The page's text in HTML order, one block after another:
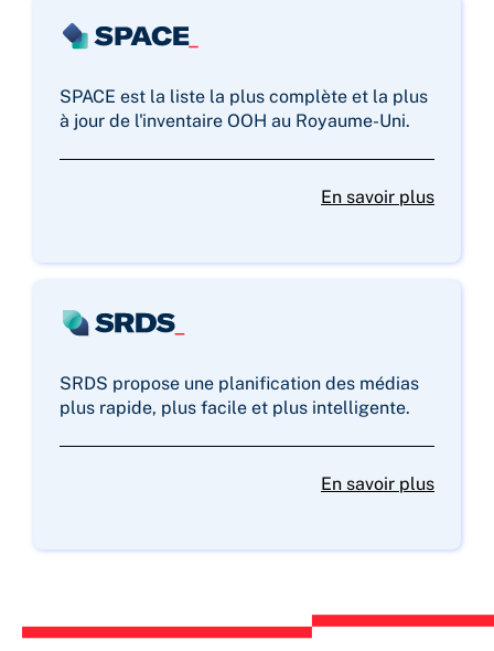
SPACE est la liste la plus complète et la plus
à jour de l'inventaire OOH au Royaume-Uni.
En savoir plus
SRDS propose une planification des médias
plus rapide, plus facile et plus intelligente.
En savoir plus